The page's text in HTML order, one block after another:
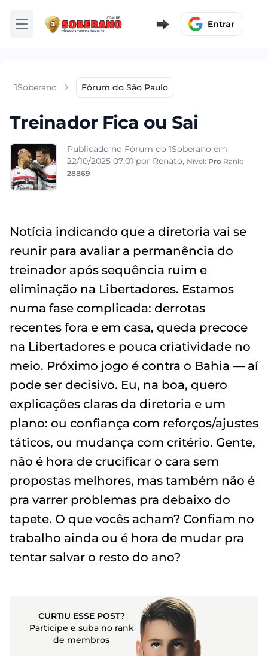
Abrir menu Entrar
1Soberano Fórum do São Paulo
Treinador Fica ou Sai
Publicado no Fórum do 1Soberano em
22/10/2025 07:01 por Renato, Nível: Pro Rank:
28869
Notícia indicando que a diretoria vai se
reunir para avaliar a permanência do
treinador após sequência ruim e
eliminação na Libertadores. Estamos
numa fase complicada: derrotas
recentes fora e em casa, queda precoce
na Libertadores e pouca criatividade no
meio. Próximo jogo é contra o Bahia — aí
pode ser decisivo. Eu, na boa, quero
explicações claras da diretoria e um
plano: ou confiança com reforços/ajustes
táticos, ou mudança com critério. Gente,
não é hora de crucificar o cara sem
propostas melhores, mas também não é
pra varrer problemas pra debaixo do
tapete. O que vocês acham? Confiam no
trabalho ainda ou é hora de mudar pra
tentar salvar o resto do ano?
CURTIU ESSE POST?
Participe e suba no rank
de membros